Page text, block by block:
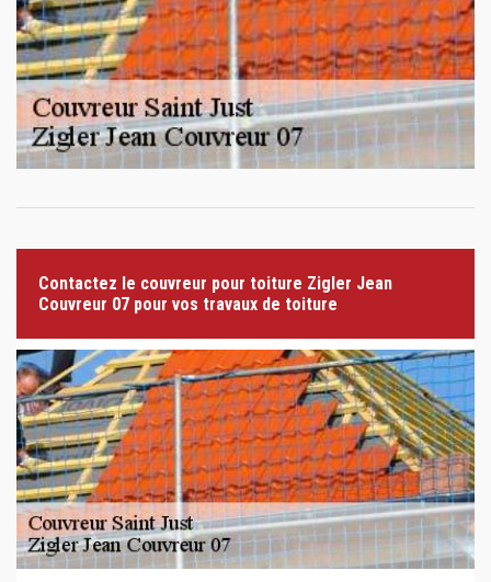
Contactez le couvreur pour toiture Zigler Jean
Couvreur 07 pour vos travaux de toiture